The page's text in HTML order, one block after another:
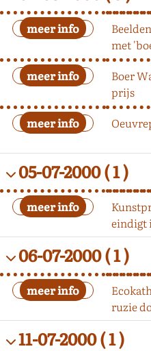
met
Boer
prijs
05-07-2000( 1 )
eindigt
06-07-2000( 1 )
ruzie
11-07-2000( 1 )